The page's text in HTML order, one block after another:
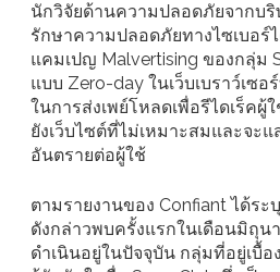
นักวิจัยด้านความปลอดภัยจากบ
รักษาความปลอดภัยทางไซเบอร์
แคมเปญ Malvertising ของกลุ่ม
แบบ Zero-day ในเว็บเบราว์เซอ
ในการส่งเพย์โหลดเพื่อรีไดเร็ค
ยังเว็บไซต์ที่ไม่เหมาะสมและจะ
อันตรายต่อผู้ใช้
ตามรายงานของ Confiant ได้ร
ดังกล่าวพบครั้งแรกในเดือนมิถุน
ดำเนินอยู่ในปัจจุบัน กลุ่มที่อยู่เบื้